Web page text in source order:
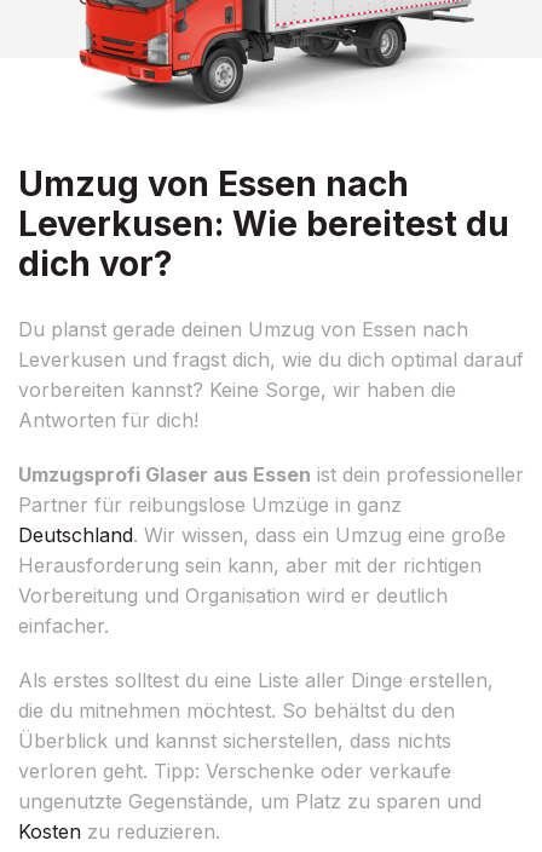
Umzug von Essen nach
Leverkusen: Wie bereitest du
dich vor?
Du planst gerade deinen Umzug von Essen nach
Leverkusen und fragst dich, wie du dich optimal darauf
vorbereiten kannst? Keine Sorge, wir haben die
Antworten für dich!
Umzugsprofi Glaser aus Essen ist dein professioneller
Partner für reibungslose Umzüge in ganz
Deutschland. Wir wissen, dass ein Umzug eine große
Herausforderung sein kann, aber mit der richtigen
Vorbereitung und Organisation wird er deutlich
einfacher.
Als erstes solltest du eine Liste aller Dinge erstellen,
die du mitnehmen möchtest. So behältst du den
Überblick und kannst sicherstellen, dass nichts
verloren geht. Tipp: Verschenke oder verkaufe
ungenutzte Gegenstände, um Platz zu sparen und
Kosten zu reduzieren.